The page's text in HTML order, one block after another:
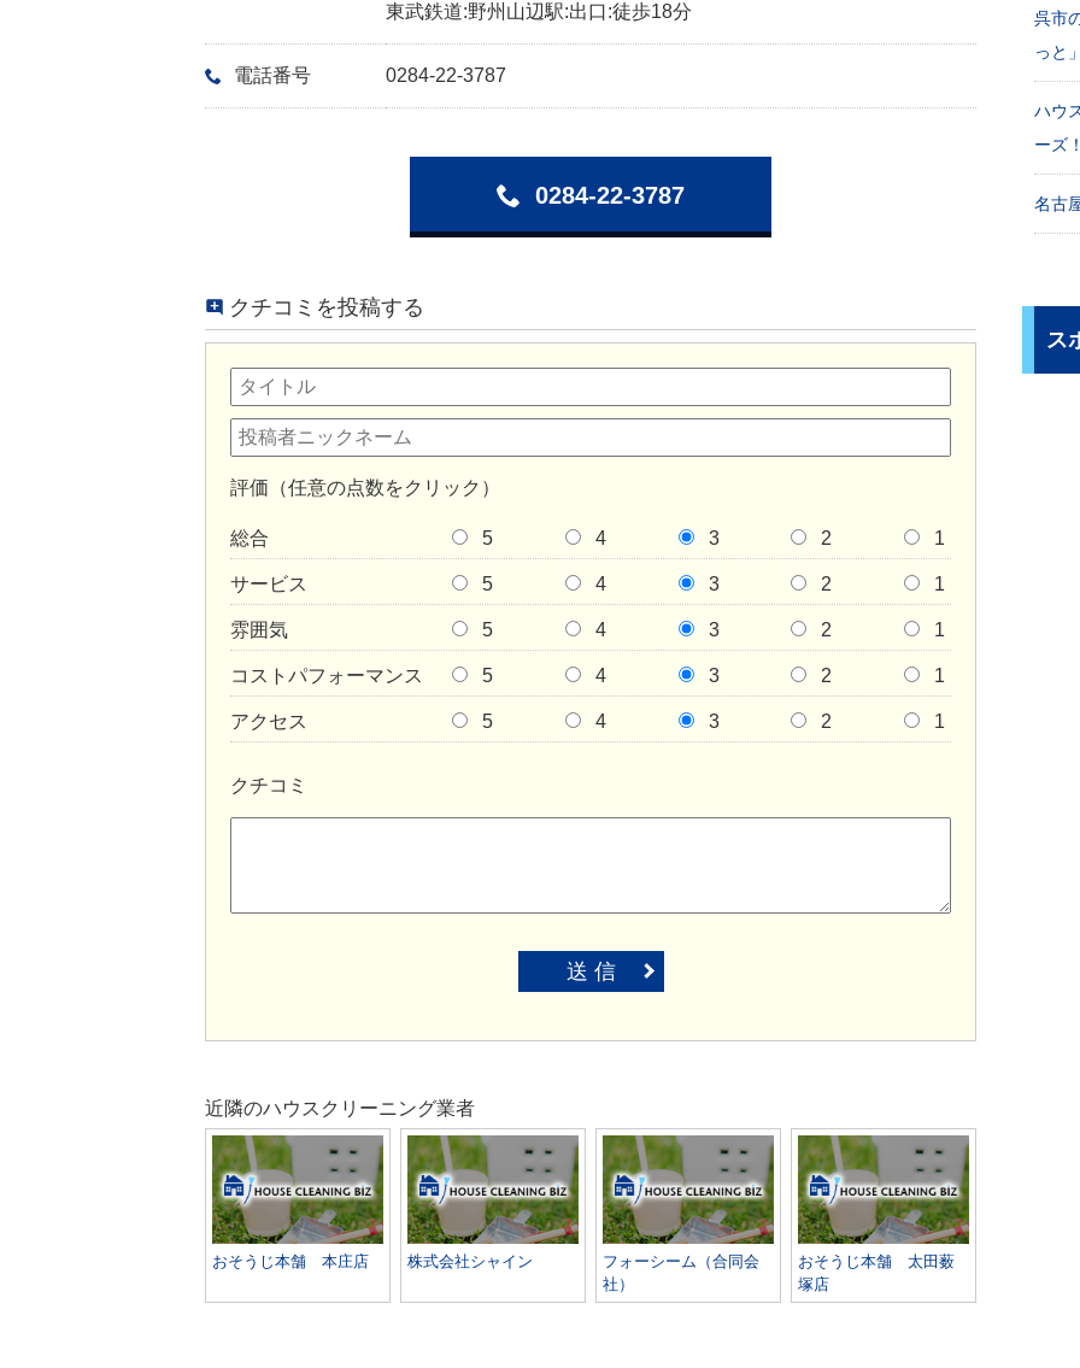
東武鉄道:野州山辺駅:出口:徒歩18分
電話番号 0284-22-3787
0284-22-3787
クチコミを投稿する
評価（任意の点数をクリック）
総合 5 4 3 2 1
サービス 5 4 3 2 1
雰囲気 5 4 3 2 1
コストパフォーマンス 5 4 3 2 1
アクセス 5 4 3 2 1
クチコミ
送 信
近隣のハウスクリーニング業者
おそうじ本舗 本庄店 株式会社シャイン
フォーシーム（合同会
社）
おそうじ本舗 太田薮
塚店
呉市
っと」
ハウ
ーズ！
名古
ス